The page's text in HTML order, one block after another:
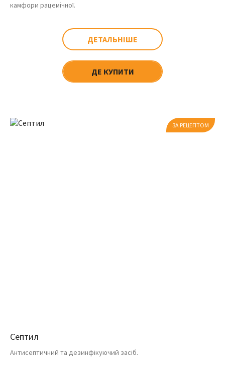
камфори рацемічної.
ДЕТАЛЬНІШЕ
ДЕ КУПИТИ
ЗА РЕЦЕПТОМ
Септил
Антисептичний та дезинфікуючий засіб.